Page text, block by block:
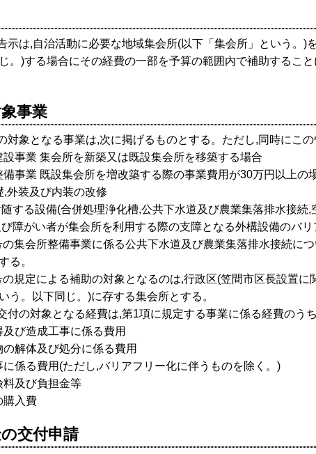
示は,自治活動に必要な地域集会所(以下「集会所」という。)
。)する場合にその経費の一部を予算の範囲内で補助するこ
事業
対象となる事業は,次に掲げるものとする。ただし,同時にこ
設事業 集会所を新築又は既設集会所を移築する場合
備事業 既設集会所を増改築する際の事業費用が30万円以上の
,外装及び内装の改修
する設備(合併処理浄化槽,公共下水道及び農業集落排水接続
障がい者が集会所を利用する際の支障となる外構設備のバ
の集会所整備事業に係る公共下水道及び農業集落排水接続に
る。
規定による補助の対象となるのは,行政区(笠間市区長設置
う。以下同じ。)に存する集会所とする。
付の対象となる経費は,第1項に規定する事業に係る経費のう
及び造成工事に係る費用
の解体及び処分に係る費用
に係る費用(ただし,バリアフリー化に伴うものを除く。)
料及び負担金等
購入費
交付申請